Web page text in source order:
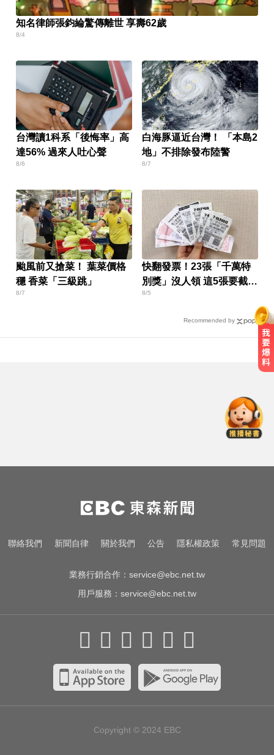
知名律師張鈞綸驚傳離世 享壽62歲
8/4
台灣讀1科系「後悔率」高
達56% 過來人吐心聲
8/6
白海豚逼近台灣！ 「本島2
地」不排除發布陸警
8/7
颱風前又搶菜！ 葉菜價格
穩 香菜「三級跳」
8/7
快翻發票！23張「千萬特
別獎」沒人領 這5張要截止
兌獎了
8/5
Recommended by
折斷掃把刺傷女師 右眼恐失明
一變天膝蓋就發癢？李祖寧自曝半
月板變形，醫揭保骨與增肌兩大救
愛玩車／無聲超跑失寵 瑪莎拉蒂將
聯絡我們 新聞自律 關於我們 公告 隱私權政策 常見問題
業務行銷合作： service@ebc.net.tw
用戶服務： service@ebc.net.tw
Copyright © 2024 EBC